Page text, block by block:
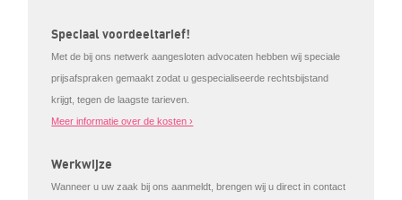
Speciaal voordeeltarief!
Met de bij ons netwerk aangesloten advocaten hebben wij speciale
prijsafspraken gemaakt zodat u gespecialiseerde rechtsbijstand
krijgt, tegen de laagste tarieven.
Meer informatie over de kosten ›
Werkwijze
Wanneer u uw zaak bij ons aanmeldt, brengen wij u direct in contact